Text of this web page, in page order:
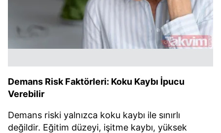
Demans Risk Faktörleri: Koku Kaybı İpucu
Verebilir
Demans riski yalnızca koku kaybı ile sınırlı
değildir. Eğitim düzeyi, işitme kaybı, yüksek